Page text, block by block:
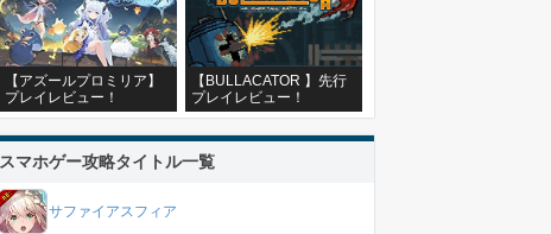
【アズールプロミリア】
プレイレビュー！
【BULLACATOR 】先行
プレイレビュー！
スマホゲー攻略タイトル一覧
サファイアスフィア